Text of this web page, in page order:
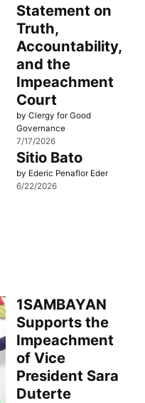
Statement on
Truth,
Accountability,
and the
Impeachment
Court
by Clergy for Good
Governance
7/17/2026
Sitio Bato
by Ederic Penaflor Eder
6/22/2026
1SAMBAYAN
Supports the
Impeachment
of Vice
President Sara
Duterte